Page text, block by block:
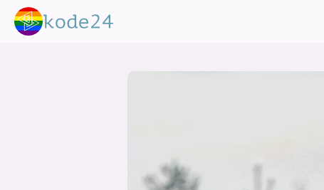
lønn KI